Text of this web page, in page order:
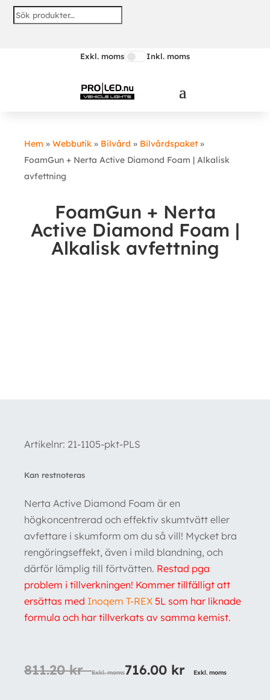
Exkl. moms Inkl. moms
Hem » Webbutik » Bilvård » Bilvårdspaket »
FoamGun + Nerta Active Diamond Foam | Alkalisk
avfettning
FoamGun + Nerta
Active Diamond Foam |
Alkalisk avfettning
Artikelnr: 21-1105-pkt-PLS
Kan restnoteras
Nerta Active Diamond Foam är en
högkoncentrerad och effektiv skumtvätt eller
avfettare i skumform om du så vill! Mycket bra
rengöringseffekt, även i mild blandning, och
därför lämplig till förtvätten. Restad pga
problem i tillverkningen! Kommer tillfälligt att
ersättas med Inoqem T-REX 5L som har liknade
formula och har tillverkats av samma kemist.
811.20kr Exkl. moms716.00 kr Exkl. moms